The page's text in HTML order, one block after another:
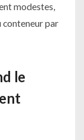
modestes,
conteneur par
le